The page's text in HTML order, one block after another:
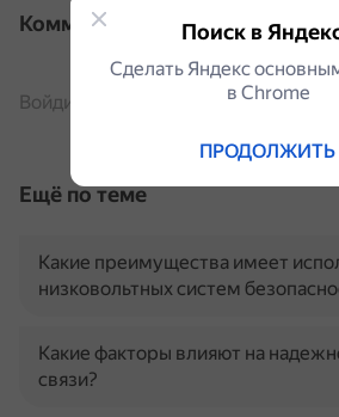
Комментарии
Войдите, чтобы комментировать
Ещё по теме
Какие преимущества имеет
низковольтных систем
Какие факторы влияют на
связи?
Поиск в
Сделать Яндекс
в Сhrome
ПРОДОЛЖИТЬ